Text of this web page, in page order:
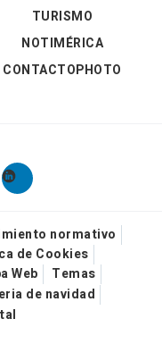
TURISMO
NOTIMÉRICA
CONTACTOPHOTO
normativo
de Cookies
Web
Temas
de navidad